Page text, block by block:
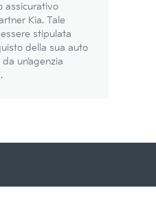
assicurativo
Kia. Tale
stipulata
della sua auto
un’agenzia